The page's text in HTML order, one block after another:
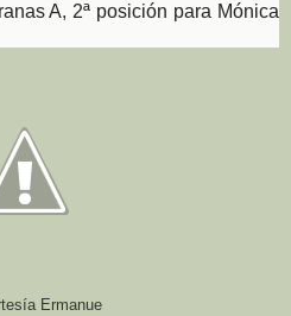
A, 2ª posición para Mónica
Ermanue